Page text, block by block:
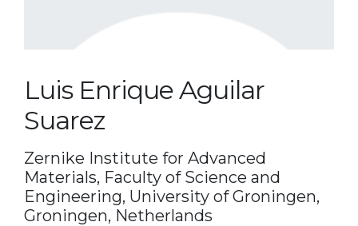
Luis Enrique Aguilar
Suarez
Zernike Institute for Advanced
Materials, Faculty of Science and
Engineering, University of Groningen,
Groningen, Netherlands